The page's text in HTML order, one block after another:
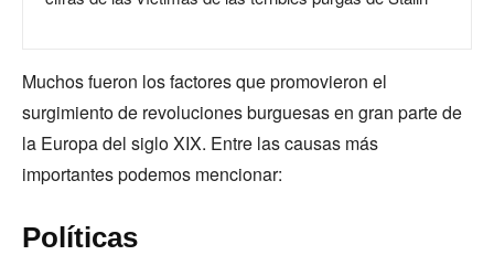
Muchos fueron los factores que promovieron el
surgimiento de revoluciones burguesas en gran parte de
la Europa del siglo XIX. Entre las causas más
importantes podemos mencionar:
Políticas